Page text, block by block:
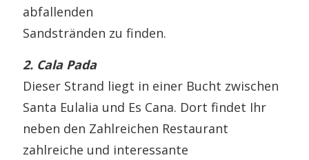
abfallenden
Sandstränden zu finden.
2. Cala Pada
Dieser Strand liegt in einer Bucht zwischen
Santa Eulalia und Es Cana. Dort findet Ihr
neben den Zahlreichen Restaurant
zahlreiche und interessante